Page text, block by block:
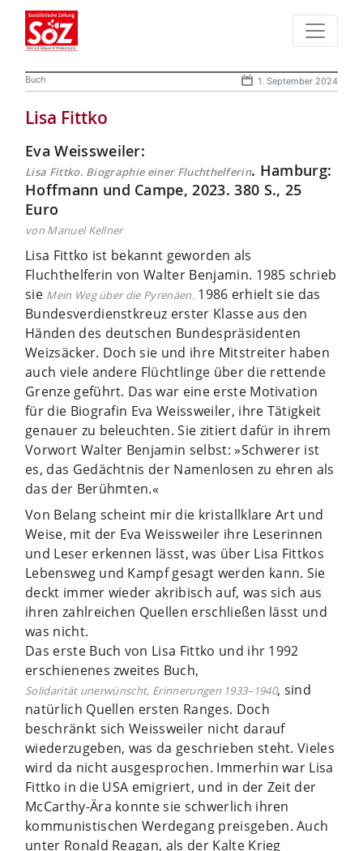
Buch 1. September 2024
Lisa Fittko
Eva Weissweiler:
Lisa Fittko. Biographie einer Fluchthelferin. Hamburg:
Hoffmann und Campe, 2023. 380 S., 25
Euro
von Manuel Kellner
Lisa Fittko ist bekannt geworden als
Fluchthelferin von Walter Benjamin. 1985 schrieb
sie Mein Weg über die Pyrenäen.1986 erhielt sie das
Bundesverdienstkreuz erster Klasse aus den
Händen des deutschen Bundespräsidenten
Weizsäcker. Doch sie und ihre Mitstreiter haben
auch viele andere Flüchtlinge über die rettende
Grenze geführt. Das war eine erste Motivation
für die Biografin Eva Weissweiler, ihre Tätigkeit
genauer zu beleuchten. Sie zitiert dafür in ihrem
Vorwort Walter Benjamin selbst: »Schwerer ist
es, das Gedächtnis der Namenlosen zu ehren als
das der Berühmten.«
Von Belang scheint mir die kristallklare Art und
Weise, mit der Eva Weissweiler ihre Leserinnen
und Leser erkennen lässt, was über Lisa Fittkos
Lebensweg und Kampf gesagt werden kann. Sie
deckt immer wieder akribisch auf, was sich aus
ihren zahlreichen Quellen erschließen lässt und
was nicht.
Das erste Buch von Lisa Fittko und ihr 1992
erschienenes zweites Buch,
Solidarität unerwünscht, Erinnerungen 1933–1940, sind
natürlich Quellen ersten Ranges. Doch
beschränkt sich Weissweiler nicht darauf
wiederzugeben, was da geschrieben steht. Vieles
wird da nicht ausgesprochen. Immerhin war Lisa
Fittko in die USA emigriert, und in der Zeit der
McCarthy-Ära konnte sie schwerlich ihren
kommunistischen Werdegang preisgeben. Auch
unter Ronald Reagan, als der Kalte Krieg